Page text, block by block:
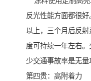
反光性能方面都很
以上，三个月后反
度可持续一年左右
少交通事故率是无量
第四贵：高附着力